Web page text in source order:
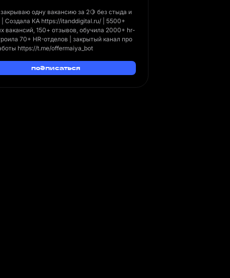
одну вакансию за 2🍋 без стыда и
| Создала КА https://itanddigital.ru/ | 5500+
вакансий, 150+ отзывов, обучила 2000+ hr-
70+ HR-отделов | закрытый канал про
https://t.me/offermaiya_bot
подписаться